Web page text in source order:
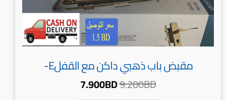
مقبض باب ذهبي داكن مع القفلE-
9.200BD
7.900BD